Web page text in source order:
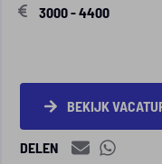
3000 - 4400
BEKIJK
DELEN